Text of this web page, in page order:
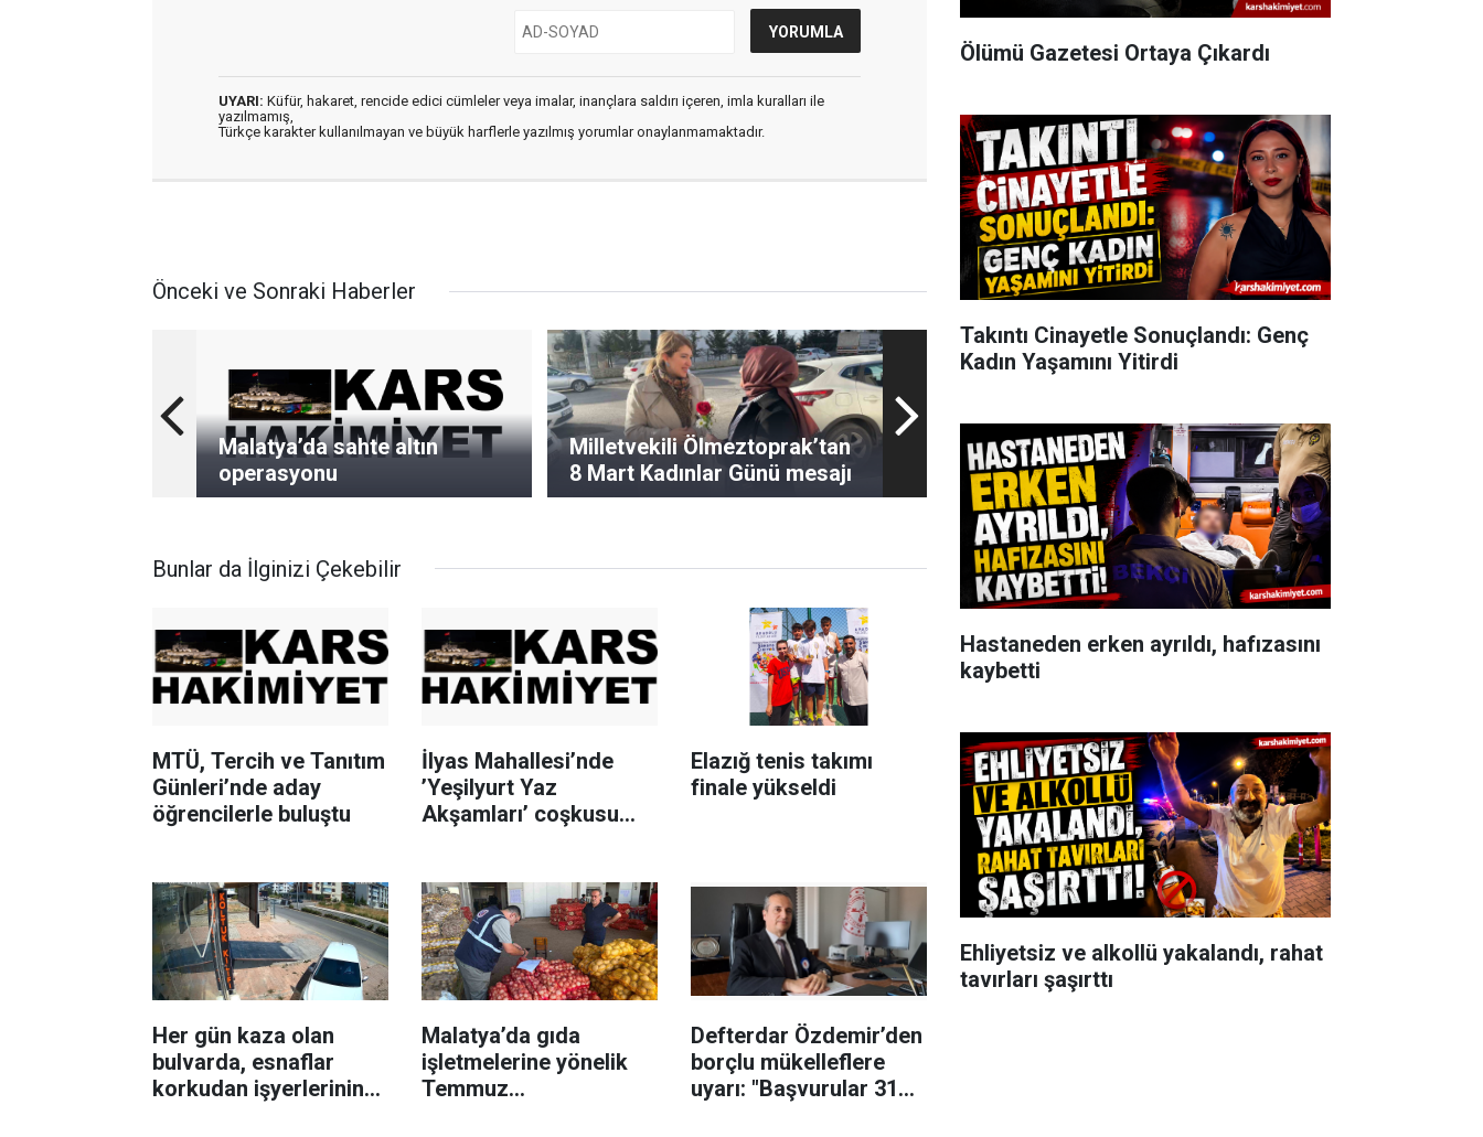
UYARI: Küfür, hakaret, rencide edici cümleler veya imalar, inançlara saldırı içeren, imla kuralları ile
yazılmamış,
Türkçe karakter kullanılmayan ve büyük harflerle yazılmış yorumlar onaylanmamaktadır.
Önceki ve Sonraki Haberler
Malatya’da sahte altın
operasyonu
Milletvekili Ölmeztoprak’tan
8 Mart Kadınlar Günü mesajı
Bunlar da İlginizi Çekebilir
MTÜ, Tercih ve Tanıtım
Günleri’nde aday
öğrencilerle buluştu
İlyas Mahallesi’nde
’Yeşilyurt Yaz
Akşamları’ coşkusu
Elazığ tenis takımı
finale yükseldi
Her gün kaza olan
bulvarda, esnaflar
korkudan işyerlerinin
Malatya’da gıda
işletmelerine yönelik
Temmuz
Defterdar Özdemir’den
borçlu mükelleflere
uyarı: "Başvurular 31
Ölümü Gazetesi Ortaya Çıkardı
Takıntı Cinayetle Sonuçlandı: Genç
Kadın Yaşamını Yitirdi
Hastaneden erken ayrıldı, hafızasını
kaybetti
Ehliyetsiz ve alkollü yakalandı, rahat
tavırları şaşırttı